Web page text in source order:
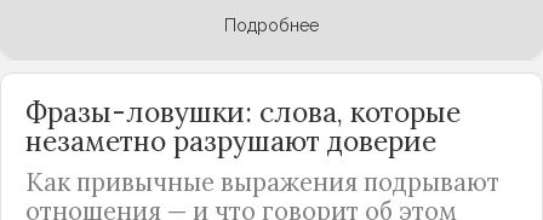
Подробнее
Фразы-ловушки: слова, которые
незаметно разрушают доверие
Как привычные выражения подрывают
отношения — и что говорит об этом